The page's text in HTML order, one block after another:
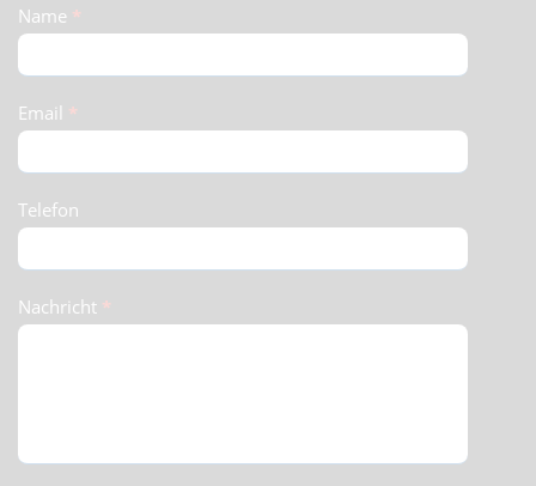
Schnellkontakt
(Footer)
Name *
Email *
Telefon
Nachricht *